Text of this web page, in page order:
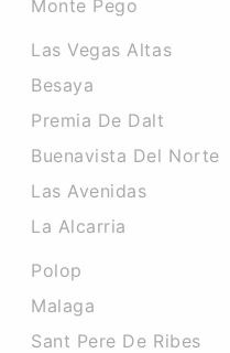
Monte Pego
Las Vegas Altas
Besaya
Premia De Dalt
Buenavista Del Norte
Las Avenidas
La Alcarria
Polop
Malaga
Sant Pere De Ribes